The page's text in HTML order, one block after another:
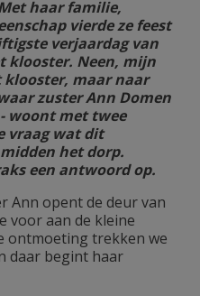
haar familie,
vierde ze feest
verjaardag van
klooster. Neen, mijn
maar naar
zuster Ann Domen
woont met twee
vraag wat dit
het dorp.
een antwoord op.
Ann opent de deur van
voor aan de kleine
ontmoeting trekken we
daar begint haar